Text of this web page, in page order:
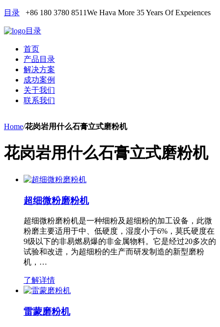
目录 +86 180 3780 8511We Hava More 35 Years Of Expeiences
目录
首页
产品目录
解决方案
成功案例
关于我们
联系我们
Home/花岗岩用什么石膏立式磨粉机
花岗岩用什么石膏立式磨粉机
超细微粉磨粉机
超细微粉磨粉机是一种细粉及超细粉的加工设备，此微
粉磨主要适用于中、低硬度，湿度小于6%，莫氏硬度在
9级以下的非易燃易爆的非金属物料。它是经过20多次的
试验和改进，为超细粉的生产而研发制造的新型磨粉
机，…
了解详情
雷蒙磨粉机